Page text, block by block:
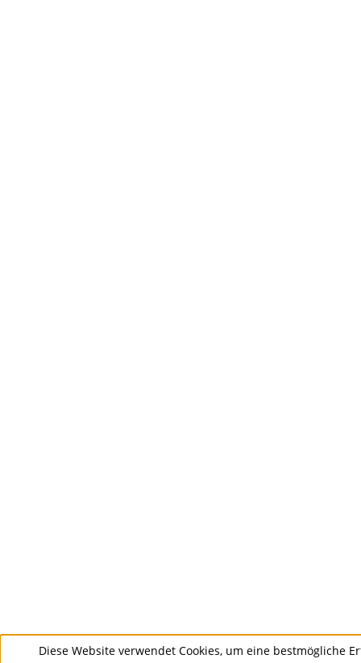
Diese Website verwendet Cookies, um eine bestmögliche